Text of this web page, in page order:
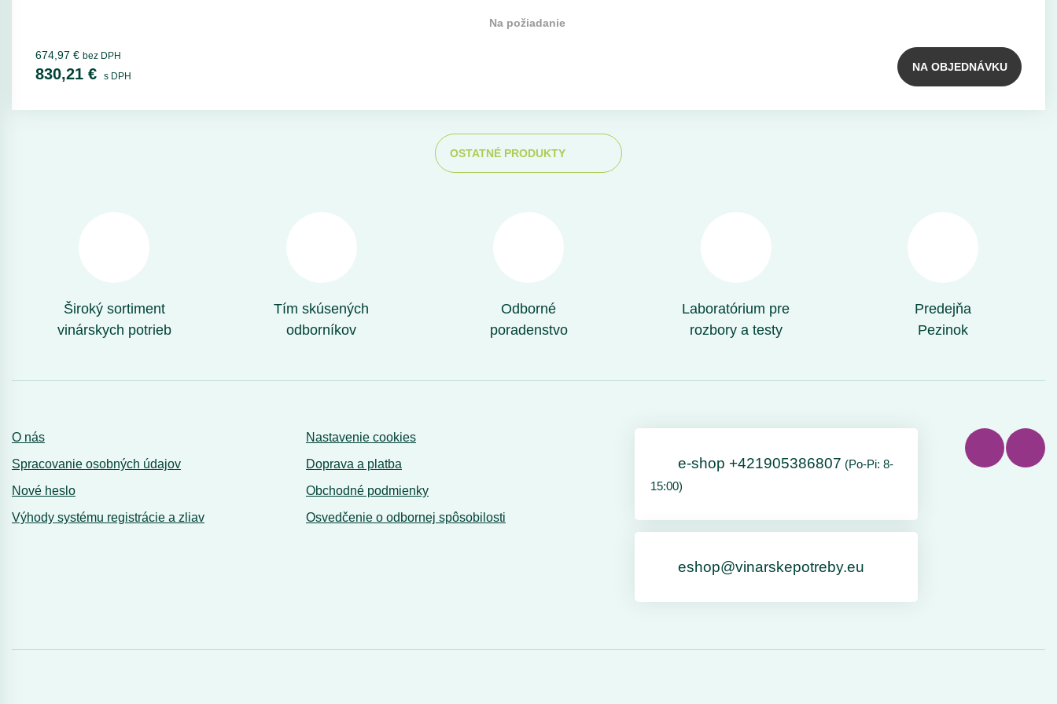
Na požiadanie
674,97 € bez DPH
830,21 € s DPH
NA OBJEDNÁVKU
OSTATNÉ PRODUKTY
Široký sortiment
vinárskych potrieb
Tím skúsených
odborníkov
Odborné
poradenstvo
Laboratórium pre
rozbory a testy
Predejňa
Pezinok
O nás
Spracovanie osobných údajov
Nové heslo
Výhody systému registrácie a zliav
Nastavenie cookies
Doprava a platba
Obchodné podmienky
Osvedčenie o odbornej spôsobilosti
e-shop +421905386807 (Po-Pi: 8-
15:00)
eshop@vinarskepotreby.eu